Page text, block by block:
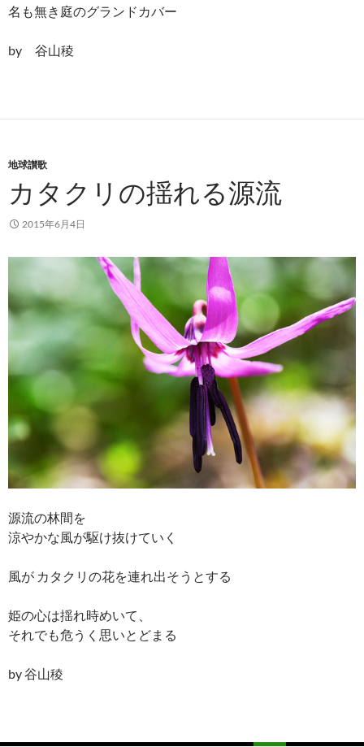
名も無き庭のグランドカバー
by 谷山稜
地球讃歌
カタクリの揺れる源流
2015年6月4日
源流の林間を
涼やかな風が駆け抜けていく
風が カタクリの花を連れ出そうとする
姫の心は揺れ時めいて、
それでも危うく思いとどまる
by 谷山稜